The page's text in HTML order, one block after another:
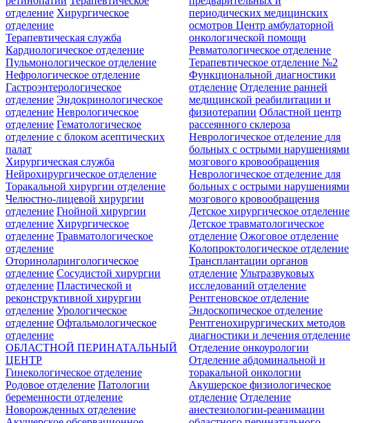
отделение Хирургическое
отделение
периодических медицинских
осмотровЦентр амбулаторной
онкологической помощи
Терапевтическая служба
Кардиологическое отделение
Пульмонологическое отделение
Нефрологическое отделение
Гастроэнтерологическое
отделение Эндокринологическое
отделение Неврологическое
отделение Гематологическое
отделение c блоком асептических
палат
Ревматологическое отделение
Терапевтическое отделение №2
Функциональной диагностики
отделение Отделение ранней
медицинской реабилитации и
физиотерапии Областной центр
рассеянного склероза
Неврологическое отделение для
больных с острыми нарушениями
мозгового кровообращения
Неврологическое отделение для
больных с острыми нарушениями
мозгового кровообращения
Хирургическая служба
Нейрохирургическое отделение
Торакальной хирургии отделение
Челюстно-лицевой хирургии
отделение Гнойной хирургии
отделение Хирургическое
отделение Травматологическое
отделение
Оториноларингологическое
отделение Сосудистой хирургии
отделение Пластической и
реконструктивной хирургии
отделение Урологическое
отделение Офтальмологическое
отделение
Детское хирургическое отделение
Детское травматологическое
отделение Ожоговое отделение
Колопроктологическое отделение
Трансплантации органов
отделение Ультразвуковых
исследований отделение
Рентгеновское отделение
Эндоскопическое отделение
Рентгенохирургических методов
диагностики и лечения отделение
Отделение онкоурологии
Отделение абдоминальной и
торакальной онкологии
ОБЛАСТНОЙ ПЕРИНАТАЛЬНЫЙ
ЦЕНТР
Гинекологическое отделение
Родовое отделение Патологии
беременности отделение
Новорожденных отделение
Акушерское физиологическое
отделение Отделение
анестезиологии-реанимации